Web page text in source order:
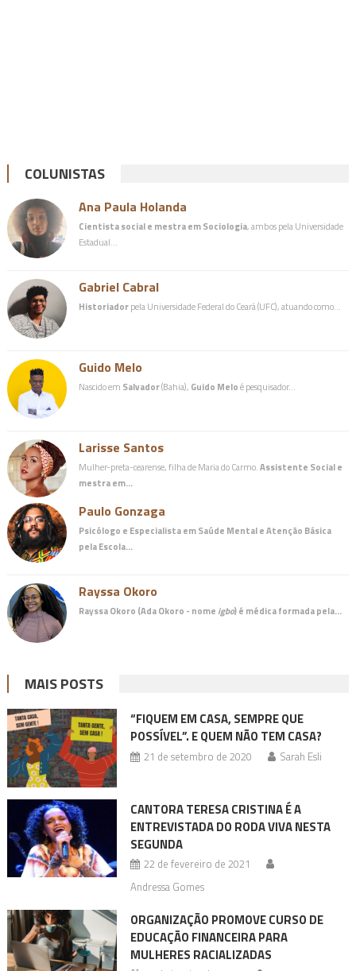
COLUNISTAS
Ana Paula Holanda
Cientista social e mestra em Sociologia, ambos pela Universidade
Estadual…
Gabriel Cabral
Historiadorpela Universidade Federal do Ceará (UFC), atuando como…
Guido Melo
Nascido em Salvador(Bahia), Guido Meloé pesquisador…
Larisse Santos
Mulher-preta-cearense, filha de Maria do Carmo.Assistente Social e
mestra em…
Paulo Gonzaga
Psicólogo e Especialista em Saúde Mental e Atenção Básica
pela Escola…
Rayssa Okoro
Rayssa Okoro (Ada Okoro - nome igbo) é médicaformada pela…
MAIS POSTS
“FIQUEM EM CASA, SEMPRE QUE
POSSÍVEL”. E QUEM NÃO TEM CASA?
21 de setembro de 2020 Sarah Esli
CANTORA TERESA CRISTINA É A
ENTREVISTADA DO RODA VIVA NESTA
SEGUNDA
22 de fevereiro de 2021
Andressa Gomes
ORGANIZAÇÃO PROMOVE CURSO DE
EDUCAÇÃO FINANCEIRA PARA
MULHERES RACIALIZADAS